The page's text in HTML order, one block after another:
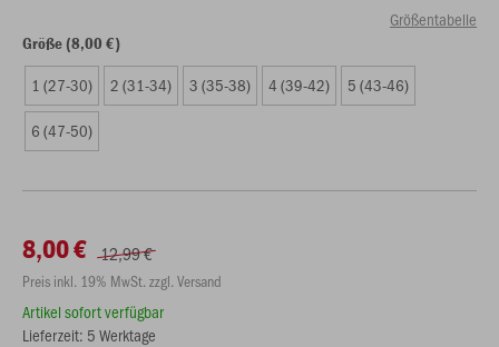
Größentabelle
Größe (8,00 €)
1 (27-30) 2 (31-34) 3 (35-38) 4 (39-42) 5 (43-46)
6 (47-50)
8,00 € 12,99 €
Preis inkl. 19% MwSt. zzgl. Versand
Artikel sofort verfügbar
Lieferzeit: 5 Werktage